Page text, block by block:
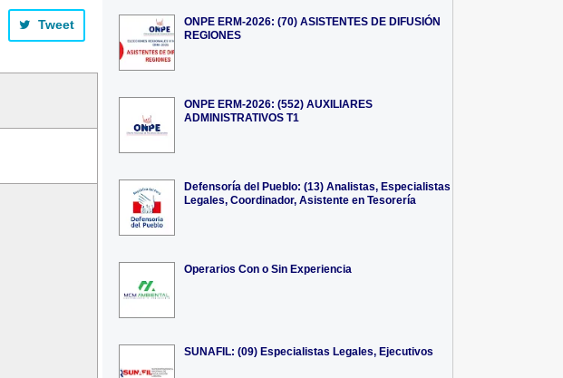
Tweet
ONPE ERM-2026: (70) ASISTENTES DE DIFUSIÓN
REGIONES
ONPE ERM-2026: (552) AUXILIARES
ADMINISTRATIVOS T1
Defensoría del Pueblo: (13) Analistas, Especialistas
Legales, Coordinador, Asistente en Tesorería
Operarios Con o Sin Experiencia
SUNAFIL: (09) Especialistas Legales, Ejecutivos